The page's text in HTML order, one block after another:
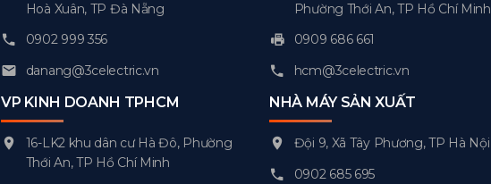
Hoà Xuân, TP Đà Nẵng
0902 999 356
danang@3celectric.vn
VP KINH DOANH TPHCM
16-LK2 khu dân cư Hà Đô, Phường
Thới An, TP Hồ Chí Minh
Phường Thới An, TP Hồ Chí Minh
0909 686 661
hcm@3celectric.vn
NHÀ MÁY SẢN XUẤT
Đội 9, Xã Tây Phương, TP Hà Nội
0902 685 695